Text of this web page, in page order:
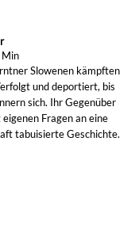
Slowenen kämpften
und deportiert, bis
sich. Ihr Gegenüber
Fragen an eine
tabuisierte Geschichte.